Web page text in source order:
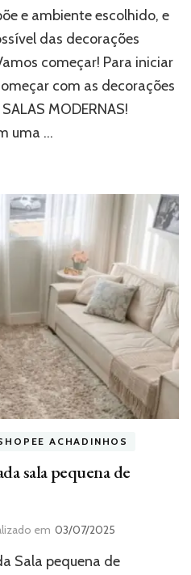
e ambiente escolhido, e
das decorações
começar! Para iniciar
com as decorações
MODERNAS!
uma …
ACHADINHOS
sala pequena de
em 03/07/2025
Sala pequena de